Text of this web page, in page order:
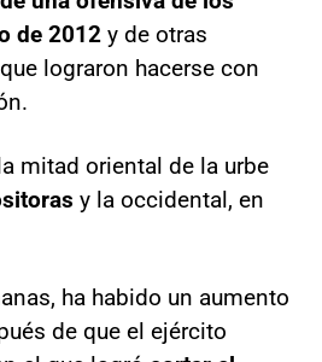
de 2012 y de otras
lograron hacerse con
mitad oriental de la urbe
y la occidental, en
ha habido un aumento
de que el ejército